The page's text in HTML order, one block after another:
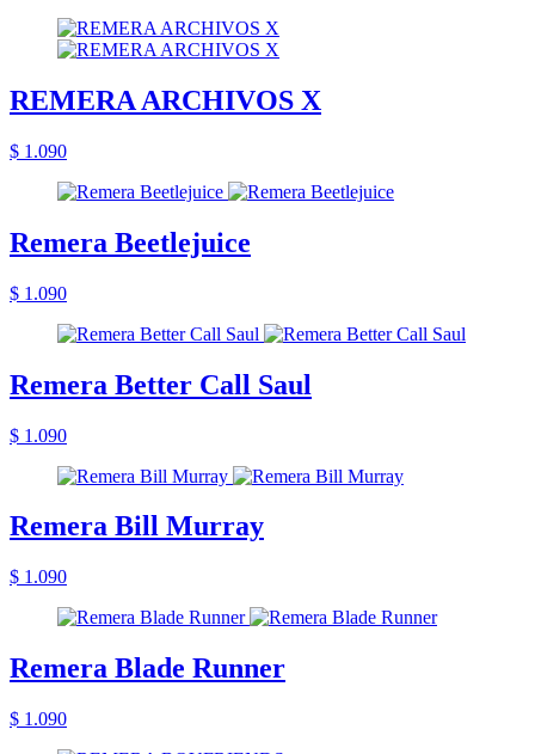
REMERA ARCHIVOS X
$ 1.090
Remera Beetlejuice
$ 1.090
Remera Better Call Saul
$ 1.090
Remera Bill Murray
$ 1.090
Remera Blade Runner
$ 1.090